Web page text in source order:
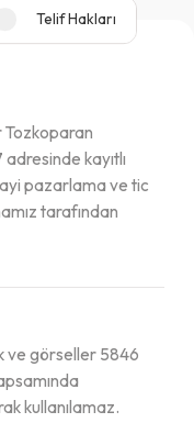
Telif Hakları
kayıtlı
pazarlama ve tic
tarafından
ve görseller 5846
kullanılamaz.